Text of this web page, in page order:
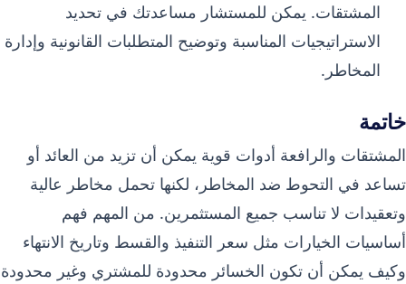
المشتقات. يمكن للمستشار مساعدتك في تحديد
الاستراتيجيات المناسبة وتوضيح المتطلبات القانونية وإدارة
المخاطر.
خاتمة
المشتقات والرافعة أدوات قوية يمكن أن تزيد من العائد أو
تساعد في التحوط ضد المخاطر، لكنها تحمل مخاطر عالية
وتعقيدات لا تناسب جميع المستثمرين. من المهم فهم
أساسيات الخيارات مثل سعر التنفيذ والقسط وتاريخ الانتهاء
وكيف يمكن أن تكون الخسائر محدودة للمشتري وغير محدودة